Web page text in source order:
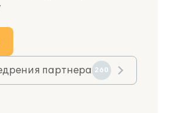
партнера 260